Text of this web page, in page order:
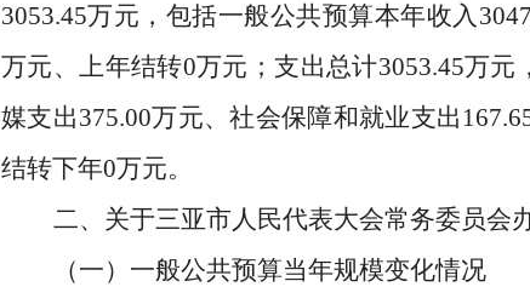
3053.45万元，包括一般公共预算本年收入
万元、上年结转0万元；支出总计3053.45万元
媒支出375.00万元、社会保障和就业支出
结转下年0万元。
二、关于三亚市人民代表大会常务委员会
（一）一般公共预算当年规模变化情况